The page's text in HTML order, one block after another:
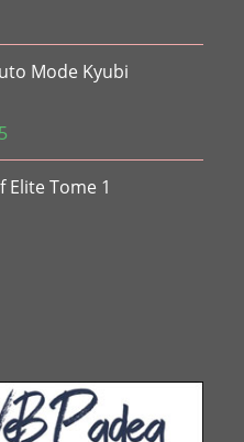
Mode Kyubi
prix
actuel
Elite Tome 1